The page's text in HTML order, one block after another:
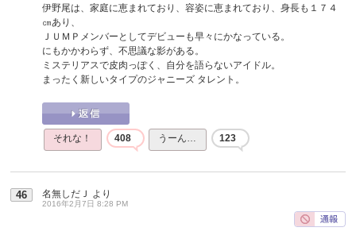
伊野尾は、家庭に恵まれており、容姿に恵まれており、身長も１７４
㎝あり、
ＪＵＭＰメンバーとしてデビューも早々にかなっている。
にもかかわらず、不思議な影がある。
ミステリアスで皮肉っぽく、自分を語らないアイドル。
まったく新しいタイプのジャニーズ タレント。
それな！ 408 うーん… 123
46 名無しだＪ より
2016年2月7日 8:28 PM